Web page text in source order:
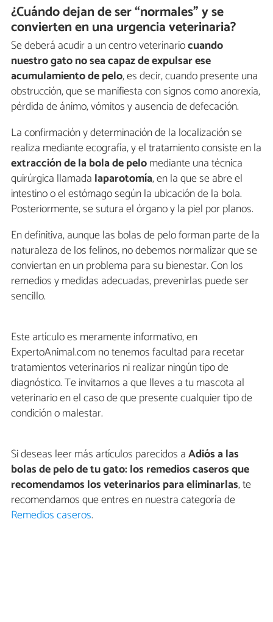
¿Cuándo dejan de ser “normales” y se
convierten en una urgencia veterinaria?
Se deberá acudir a un centro veterinariocuando
nuestro gatono sea capaz de expulsar ese
acumulamiento de pelo, es decir, cuando presente una
obstrucción, que se manifiesta con signos como anorexia,
pérdida de ánimo, vómitos y ausencia de defecación.
La confirmación y determinación de la localización se
realiza mediante ecografía, y el tratamiento consiste en la
extracción de la bola de pelomediante una técnica
quirúrgica llamada laparotomía, en la que se abre el
intestino o el estómago según la ubicación de la bola.
Posteriormente, se sutura el órgano y la piel por planos.
En definitiva, aunque las bolas de pelo forman parte de la
naturaleza de los felinos, no debemos normalizar que se
conviertan en un problema para su bienestar. Con los
remedios y medidas adecuadas, prevenirlas puede ser
sencillo.
Este artículo es meramente informativo, en
ExpertoAnimal.com no tenemos facultad para recetar
tratamientos veterinarios ni realizar ningún tipo de
diagnóstico. Te invitamos a que lleves a tu mascota al
veterinario en el caso de que presente cualquier tipo de
condición o malestar.
Si deseas leer más artículos parecidos aAdiós a las
bolas de pelo de tu gato: los remedios caseros que
recomendamos los veterinarios para eliminarlas, te
recomendamos que entres en nuestra categoría de
Remedios caseros.